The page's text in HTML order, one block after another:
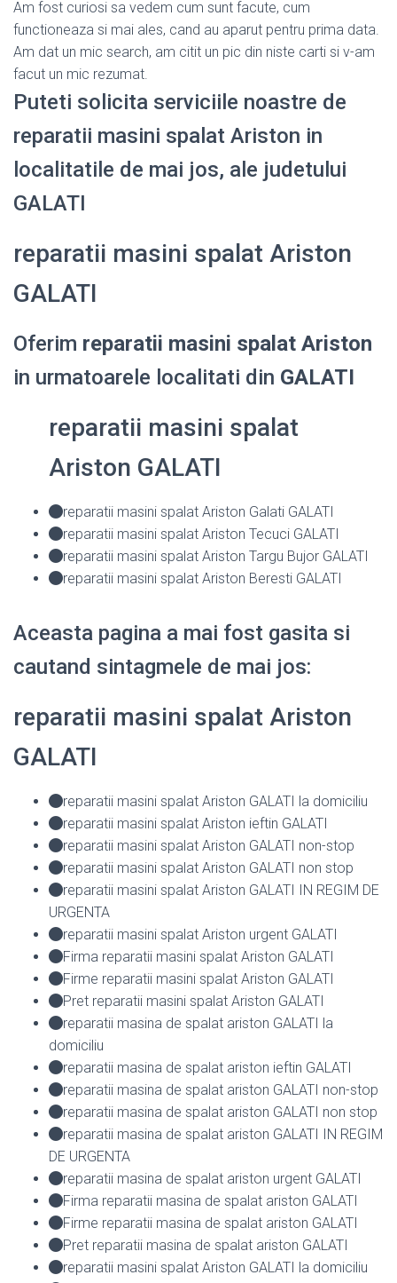
Am fost curiosi sa vedem cum sunt facute, cum
functioneaza si mai ales, cand au aparut pentru prima data.
Am dat un mic search, am citit un pic din niste carti si v-am
facut un mic rezumat.
Puteti solicita serviciile noastre de
reparatii masini spalat Ariston in
localitatile de mai jos, ale judetului
GALATI
reparatii masini spalat Ariston
GALATI
Oferim reparatii masini spalat Ariston
in urmatoarele localitati din GALATI
reparatii masini spalat
Ariston GALATI
reparatii masini spalat Ariston Galati GALATI
reparatii masini spalat Ariston Tecuci GALATI
reparatii masini spalat Ariston Targu Bujor GALATI
reparatii masini spalat Ariston Beresti GALATI
Aceasta pagina a mai fost gasita si
cautand sintagmele de mai jos:
reparatii masini spalat Ariston
GALATI
reparatii masini spalat Ariston GALATI la domiciliu
reparatii masini spalat Ariston ieftin GALATI
reparatii masini spalat Ariston GALATI non-stop
reparatii masini spalat Ariston GALATI non stop
reparatii masini spalat Ariston GALATI IN REGIM DE
URGENTA
reparatii masini spalat Ariston urgent GALATI
Firma reparatii masini spalat Ariston GALATI
Firme reparatii masini spalat Ariston GALATI
Pret reparatii masini spalat Ariston GALATI
reparatii masina de spalat ariston GALATI la
domiciliu
reparatii masina de spalat ariston ieftin GALATI
reparatii masina de spalat ariston GALATI non-stop
reparatii masina de spalat ariston GALATI non stop
reparatii masina de spalat ariston GALATI IN REGIM
DE URGENTA
reparatii masina de spalat ariston urgent GALATI
Firma reparatii masina de spalat ariston GALATI
Firme reparatii masina de spalat ariston GALATI
Pret reparatii masina de spalat ariston GALATI
reparatii masini spalat Ariston GALATI la domiciliu